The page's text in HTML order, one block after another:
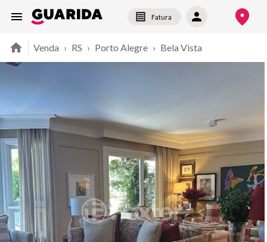
Fatura
Venda › RS › Porto Alegre › Bela Vista